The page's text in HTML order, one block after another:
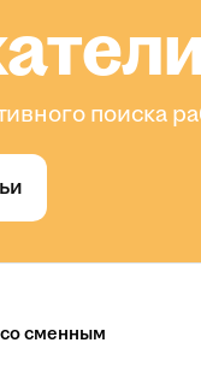
поиска
сменным